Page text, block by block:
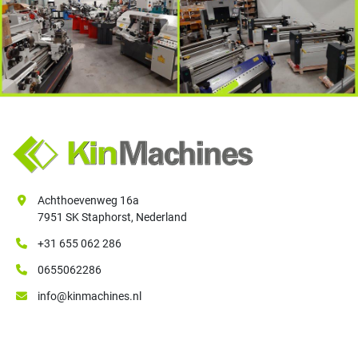
Achthoevenweg 16a
7951 SK Staphorst, Nederland
+31 655 062 286
0655062286
info@kinmachines.nl